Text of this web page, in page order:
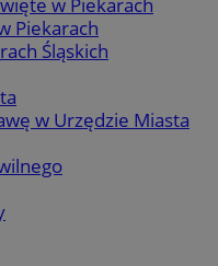
Piekarach
Śląskich
w Urzędzie Miasta